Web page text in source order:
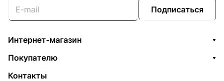
Подписаться
Интернет-магазин
Покупателю
Контакты